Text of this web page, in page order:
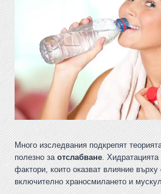
Много изследвания подкрепят
полезно заотслабване.
фактори, които оказват влияние върху
включително храносмилането и